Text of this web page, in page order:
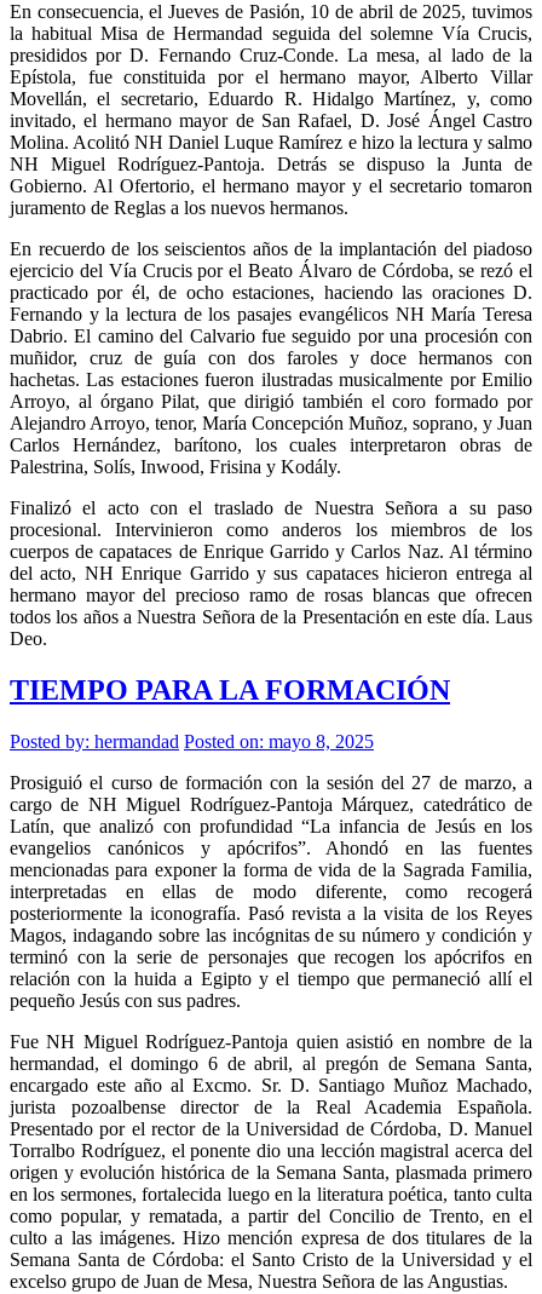
En consecuencia, el Jueves de Pasión, 10 de abril de 2025, tuvimos
la habitual Misa de Hermandad seguida del solemne Vía Crucis,
presididos por D. Fernando Cruz-Conde. La mesa, al lado de la
Epístola, fue constituida por el hermano mayor, Alberto Villar
Movellán, el secretario, Eduardo R. Hidalgo Martínez, y, como
invitado, el hermanomayor de San Rafael, D. José Ángel Castro
Molina. Acolitó NH Daniel Luque Ramírez e hizo la lectura y salmo
NH Miguel Rodríguez-Pantoja. Detrás se dispuso la Junta de
Gobierno. Al Ofertorio, el hermano mayor y el secretario tomaron
juramento de Reglas a los nuevos hermanos.
En recuerdo de los seiscientos años de la implantación del piadoso
ejercicio del Vía Crucis por el Beato Álvaro de Córdoba, se rezó el
practicado por él, de ocho estaciones, haciendo las oraciones D.
Fernando y la lectura de los pasajes evangélicos NH María Teresa
Dabrio. El camino del Calvario fue seguido por una procesión con
muñidor, cruz de guía con dos faroles y doce hermanos con
hachetas.Las estaciones fueron ilustradas musicalmente por Emilio
Arroyo, al órgano Pilat, que dirigió también el coro formado por
Alejandro Arroyo, tenor, María Concepción Muñoz, soprano, y Juan
Carlos Hernández, barítono, los cuales interpretaron obras de
Palestrina, Solís, Inwood, Frisina y Kodály.
Finalizó el acto con el traslado de NuestraSeñora a su paso
procesional. Intervinieron como anderos los miembros de los
cuerpos de capataces de Enrique Garrido y Carlos Naz. Al término
del acto, NH Enrique Garrido y sus capataces hicieron entrega al
hermano mayor del precioso ramo de rosas blancas que ofrecen
todos los años a Nuestra Señora de la Presentación en este día. Laus
Deo.
TIEMPO PARA LA FORMACIÓN
Posted by: hermandad Posted on: mayo 8, 2025
Prosiguió el curso de formación con la sesión del 27 de marzo, a
cargo de NH Miguel Rodríguez-Pantoja Márquez, catedrático de
Latín, que analizó con profundidad “La infancia de Jesús en los
evangelios canónicos y apócrifos”. Ahondó en las fuentes
mencionadas para exponer la forma de vida de la Sagrada Familia,
interpretadas en ellas de modo diferente, como recogerá
posteriormente la iconografía. Pasó revista a la visita de los Reyes
Magos, indagando sobre las incógnitas de su número y condición y
terminó con la serie de personajes que recogen los apócrifos en
relación con la huida a Egipto y el tiempo que permaneció allí el
pequeño Jesús con sus padres.
Fue NH Miguel Rodríguez-Pantoja quien asistió en nombre de la
hermandad, el domingo 6 de abril, al pregón de Semana Santa,
encargado este año al Excmo. Sr. D. Santiago Muñoz Machado,
jurista pozoalbense director de la Real Academia Española.
Presentado por el rector de la Universidad de Córdoba, D. Manuel
Torralbo Rodríguez, el ponente dio una lección magistral acerca del
origen y evolución histórica de la Semana Santa, plasmada primero
en los sermones, fortalecida luego en la literatura poética, tanto culta
como popular, y rematada, a partir del Concilio de Trento, en el
culto a las imágenes. Hizo mención expresa de dos titulares de la
Semana Santa de Córdoba: el Santo Cristo de la Universidad y el
excelso grupo de Juan de Mesa, Nuestra Señora de las Angustias.